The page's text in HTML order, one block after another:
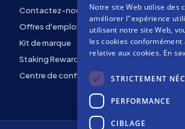
Contactez-nous
Offres d'emploi
Kit de marque
Staking Rewards
Centre de confidentialité
Notre site Web utilise des
améliorer l"expérience
utilisant notre site Web,
les cookies conformément
relative aux cookies. En
STRICTEMENT
PERFORMANCE
CIBLAGE